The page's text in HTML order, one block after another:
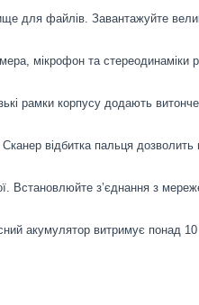
для файлів. Завантажуйте
мікрофон та стереодинаміки
рамки корпусу додають
відбитка пальця дозволить
Встановлюйте з’єднання з
акумулятор витримує понад 10